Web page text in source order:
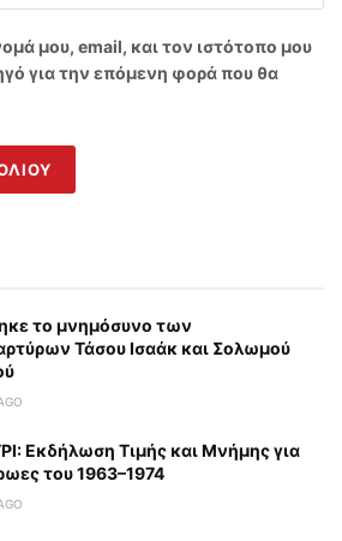
μου, email, και τον ιστότοπο μου
για την επόμενη φορά που θα
το μνημόσυνο των
Τάσου Ισαάκ και Σολωμού
Εκδήλωση Τιμής και Μνήμης για
του 1963–1974